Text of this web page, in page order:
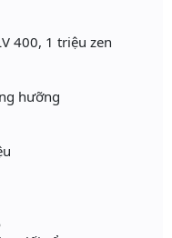
400, 1 triệu zen
hưỡng